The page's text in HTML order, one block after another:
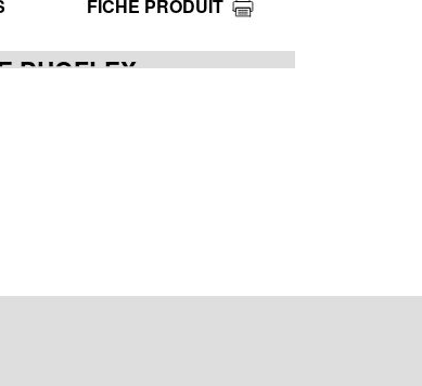
FICHE PRODUIT
DUOFLEX
et américaines